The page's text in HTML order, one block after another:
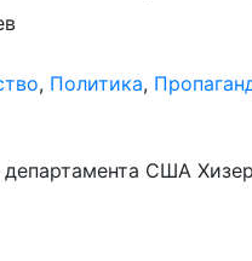
, Политика,
США